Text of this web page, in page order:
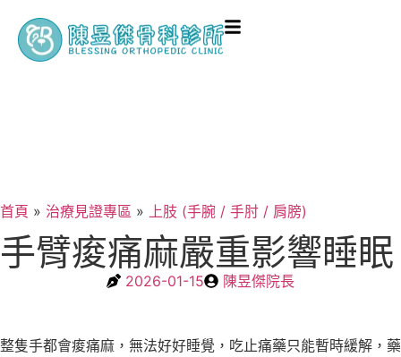
首頁 » 治療見證專區 » 上肢 (手腕 / 手肘 / 肩膀)
手臂痠痛麻嚴重影響睡眠
2026-01-15 陳昱傑院長
整隻手都會痠痛麻，無法好好睡覺，吃止痛藥只能暫時緩解，藥